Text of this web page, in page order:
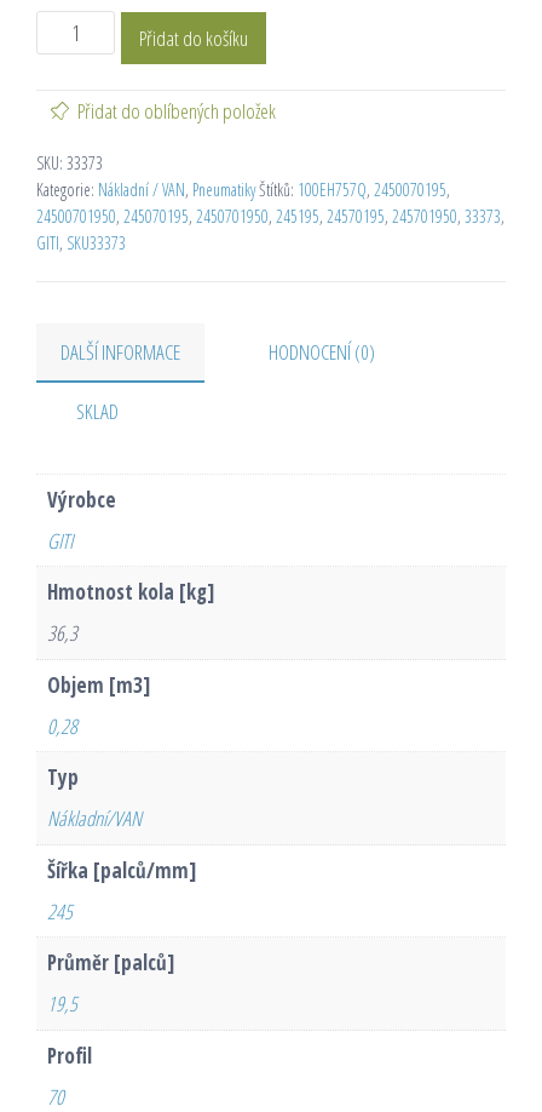
Přidat do košíku
Přidat do oblíbených položek
SKU: 33373
Kategorie: Nákladní / VAN, PneumatikyŠtítků: 100EH757Q, 2450070195,
24500701950, 245070195, 2450701950, 245195, 24570195, 245701950, 33373,
GITI, SKU33373
DALŠÍ INFORMACE HODNOCENÍ (0)
SKLAD
Výrobce
GITI
Hmotnost kola [kg]
36,3
Objem [m3]
0,28
Typ
Nákladní/VAN
Šířka [palců/mm]
245
Průměr [palců]
19,5
Profil
70